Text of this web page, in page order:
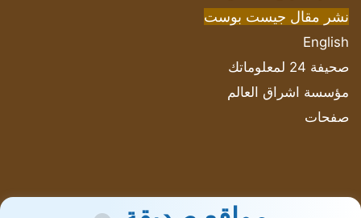
نشر مقال جيست بوست
English
صحيفة 24 لمعلوماتك
مؤسسة اشراق العالم
صفحات